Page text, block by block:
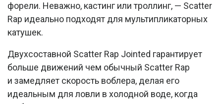
форели. Неважно, кастинг или троллинг, — Scatter
Rap идеально подходят для мультипликаторных
катушек.
Двухсоставной Scatter Rap Jointed гарантирует
больше движений чем обычный Scatter Rap
и замедляет скорость воблера, делая его
идеальным для ловли в холодной воде, когда